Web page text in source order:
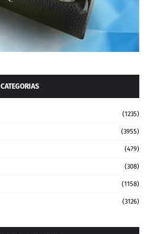
CATEGORIAS
(1235)
(3955)
(479)
(308)
(1158)
(3126)